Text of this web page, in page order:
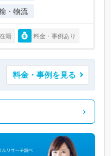
・物流
籍 料金・事例あり
料金・事例を見る